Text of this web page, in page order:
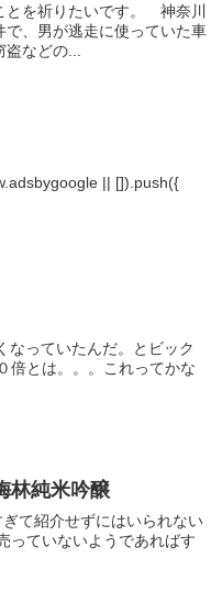
とを祈りたいです。 神奈川
、男が逃走に使っていた車
などの...
|| []).push({
なっていたんだ。とビック
倍とは。。。これってかな
林純米吟醸
て紹介せずにはいられない
っていないようであればす